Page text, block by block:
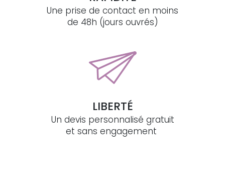
Une prise de contact en moins
de 48h (jours ouvrés)
LIBERTÉ
Un devis personnalisé gratuit
et sans engagement